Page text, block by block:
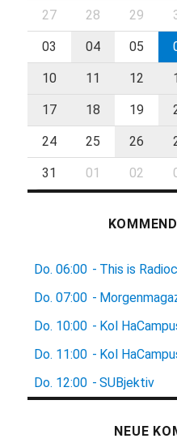
27 28 29
03 04 05
10 11 12
17 18 19
24 25 26
31 01 02
Do. 06:00 - This is
Do. 07:00 -
Do. 10:00 - Kol
Do. 11:00 - Kol
Do. 12:00 - SUBjektiv
NEUE